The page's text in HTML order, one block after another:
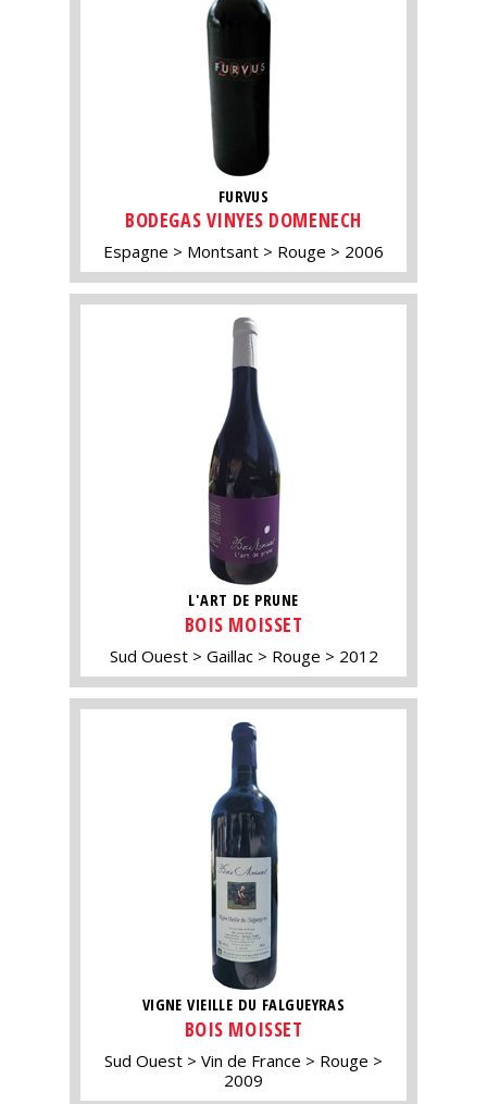
FURVUS
BODEGAS VINYES DOMENECH
Espagne Montsant Rouge 2006
L'ART DE PRUNE
BOIS MOISSET
Sud Ouest Gaillac Rouge 2012
VIGNE VIEILLE DU FALGUEYRAS
BOIS MOISSET
Sud Ouest Vin de France
Rouge
2009